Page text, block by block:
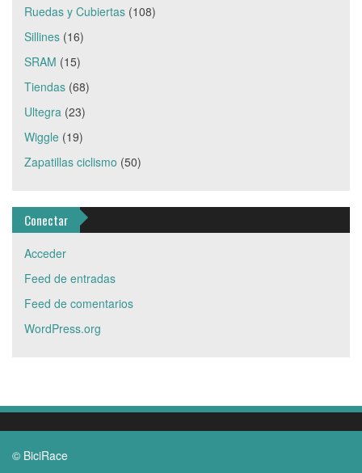
Ruedas y Cubiertas (108)
Sillines (16)
SRAM (15)
Tiendas (68)
Ultegra (23)
Wiggle (19)
Zapatillas ciclismo (50)
Conectar
Acceder
Feed de entradas
Feed de comentarios
WordPress.org
© BiciRace